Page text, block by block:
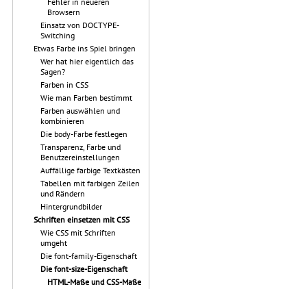
Browsern
Einsatz von DOCTYPE-
Switching
Etwas Farbe ins Spiel bringen
Wer hat hier eigentlich das
Sagen?
Farben in CSS
Wie man Farben bestimmt
Farben auswählen und
kombinieren
Die body-Farbe festlegen
Transparenz, Farbe und
Benutzereinstellungen
Auffällige farbige Textkästen
Tabellen mit farbigen Zeilen
und Rändern
Hintergrundbilder
Schriften einsetzen mit CSS
Wie CSS mit Schriften
umgeht
Die font-family-Eigenschaft
Die font-size-Eigenschaft
HTML-Maße und CSS-Maße